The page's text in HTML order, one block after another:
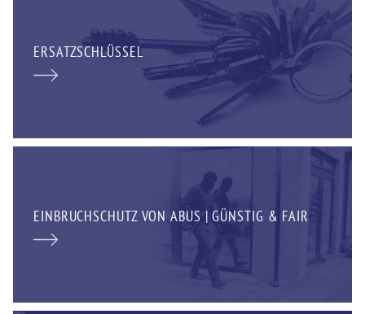
ERSATZSCHLÜSSEL
EINBRUCHSCHUTZ VON ABUS | GÜNSTIG & FAIR